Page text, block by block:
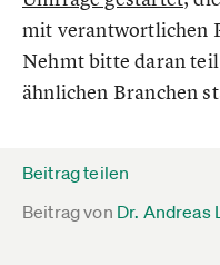
mit verantwortlichen
Nehmt bitte daran
ähnlichen Branchen
Beitrag teilen
Beitrag von Dr. Andreas